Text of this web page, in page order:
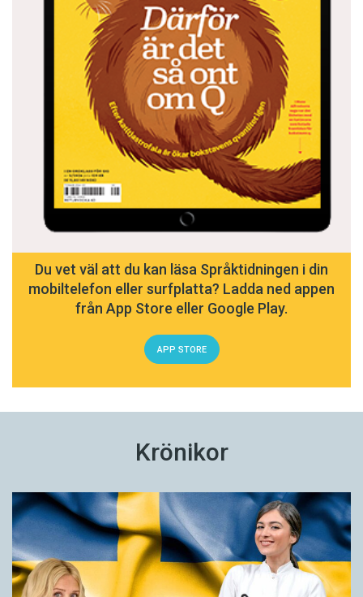
Du vet väl att du kan läsa Språktidningen i din
mobiltelefon eller surfplatta? Ladda ned appen
från App Store eller Google Play.
APP STORE
Krönikor